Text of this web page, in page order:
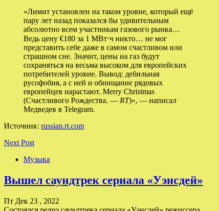
«Лимит установлен на таком уровне, который ещё
пару лет назад показался бы удивительным
абсолютно всем участникам газового рынка…
Ведь цену €180 за 1 МВт⋅ч никто… не мог
представить себе даже в самом счастливом или
страшном сне. Значит, цены на газ будут
сохраняться на весьма высоком для европейских
потребителей уровне. Вывод: дебильная
русофобия, а с ней и обнищание рядовых
европейцев нарастают. Merry Christmas
(Счастливого Рождества. — RT)», — написал
Медведев в Telegram.
Источник: russian.rt.com
Next Post
Музыка
Вышел саундтрек сериала «Уэнсдей»
Пт Дек 23 , 2022